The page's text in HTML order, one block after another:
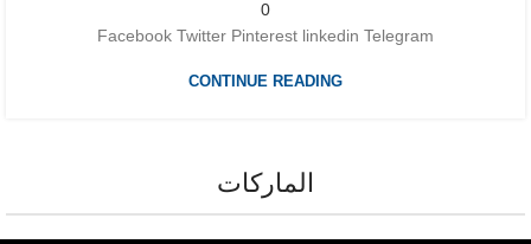
0
Facebook Twitter Pinterest linkedin Telegram
CONTINUE READING
الماركات